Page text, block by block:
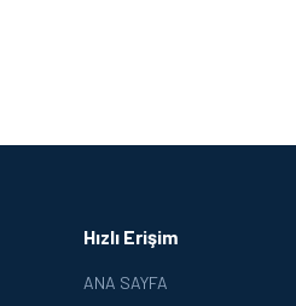
Hızlı Erişim
ANA SAYFA